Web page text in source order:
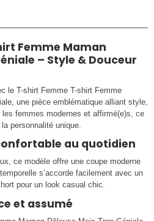
Femme Maman
– Style & Douceur
le T-shirt Femme T-shirt Femme
une pièce emblématique alliant style,
femmes modernes et affirmé(e)s, ce
personnalité unique.
au quotidien
ce modèle offre une coupe moderne
s’accorde facilement avec un
pour un look casual chic.
et assumé